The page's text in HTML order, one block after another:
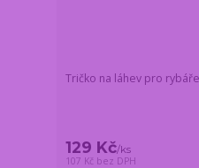
Tričko na láhev pro
129 Kč/ks
107 Kč bez DPH